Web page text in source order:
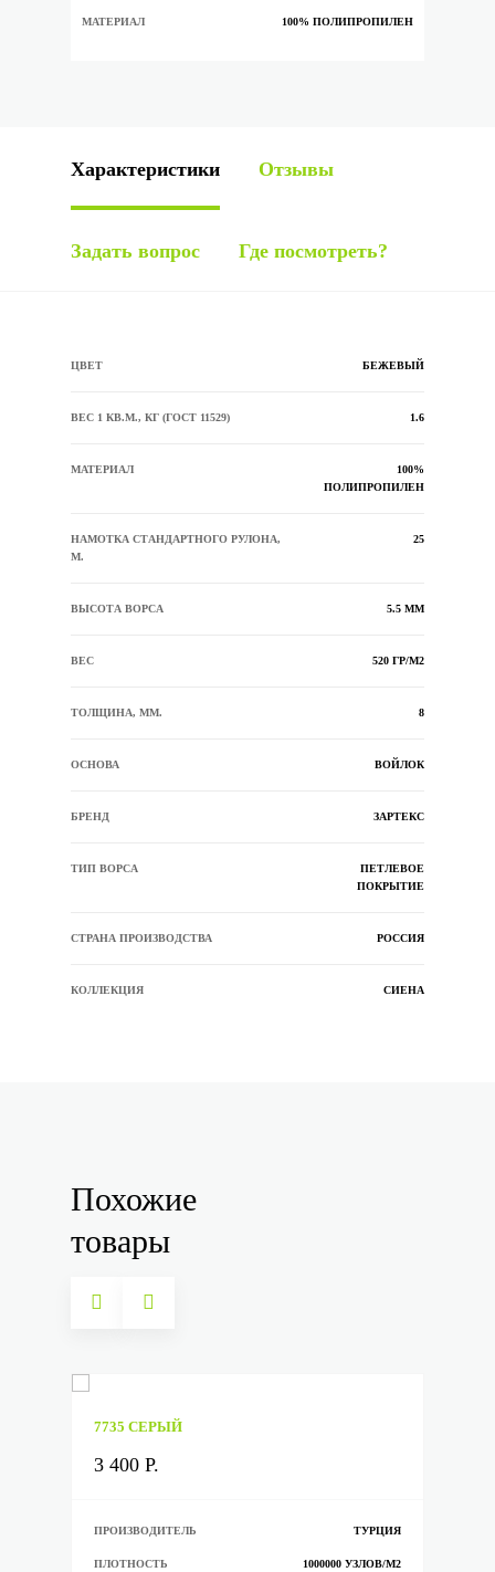
МАТЕРИАЛ 100% ПОЛИПРОПИЛЕН
Характеристики Отзывы
Задать вопрос Где посмотреть?
ЦВЕТ БЕЖЕВЫЙ
ВЕС 1 КВ.М., КГ (ГОСТ 11529) 1.6
МАТЕРИАЛ
100%
ПОЛИПРОПИЛЕН
НАМОТКА СТАНДАРТНОГО РУЛОНА,
М.
25
ВЫСОТА ВОРСА 5.5 ММ
ВЕС 520 ГР/М2
ТОЛЩИНА, ММ. 8
ОСНОВА ВОЙЛОК
БРЕНД ЗАРТЕКС
ТИП ВОРСА
ПЕТЛЕВОЕ
ПОКРЫТИЕ
СТРАНА ПРОИЗВОДСТВА РОССИЯ
КОЛЛЕКЦИЯ СИЕНА
Похожие
товары
7735 СЕРЫЙ
3 400 Р.
ПРОИЗВОДИТЕЛЬ ТУРЦИЯ
ПЛОТНОСТЬ 1000000 УЗЛОВ/М2
8029 СЕРЫЙ
3 400 Р.